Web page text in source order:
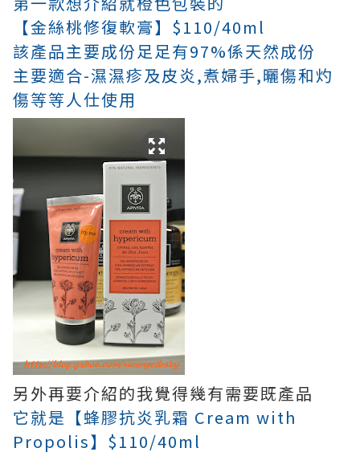
【金絲桃修復軟膏】$110/40ml
該產品主要成份足足有97%係天然成份
主要適合-濕濕疹及皮炎,煮婦手,曬傷和灼
傷等等人仕使用
另外再要介紹的我覺得幾有需要既產品
它就是【蜂膠抗炎乳霜 Cream with
Propolis】$110/40ml